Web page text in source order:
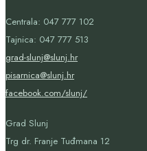
Centrala: 047 777 102
Tajnica: 047 777 513
grad-slunj@slunj.hr
pisarnica@slunj.hr
facebook.com/slunj/
Grad Slunj
Trg dr. Franje Tuđmana 12